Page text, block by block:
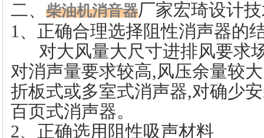
二、 柴油机消音器厂家宏琦设计
1、正确合理选择阻性消声器的
对大风量大尺寸进排风要求
对消声量要求较高,风压余量较
折板式或多室式消声器,对确少
百页式消声器。
2、正确选用阻性吸声材料